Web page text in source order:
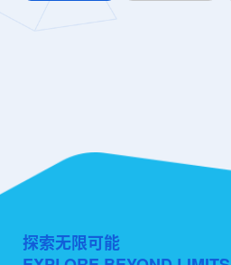
探索无限可能